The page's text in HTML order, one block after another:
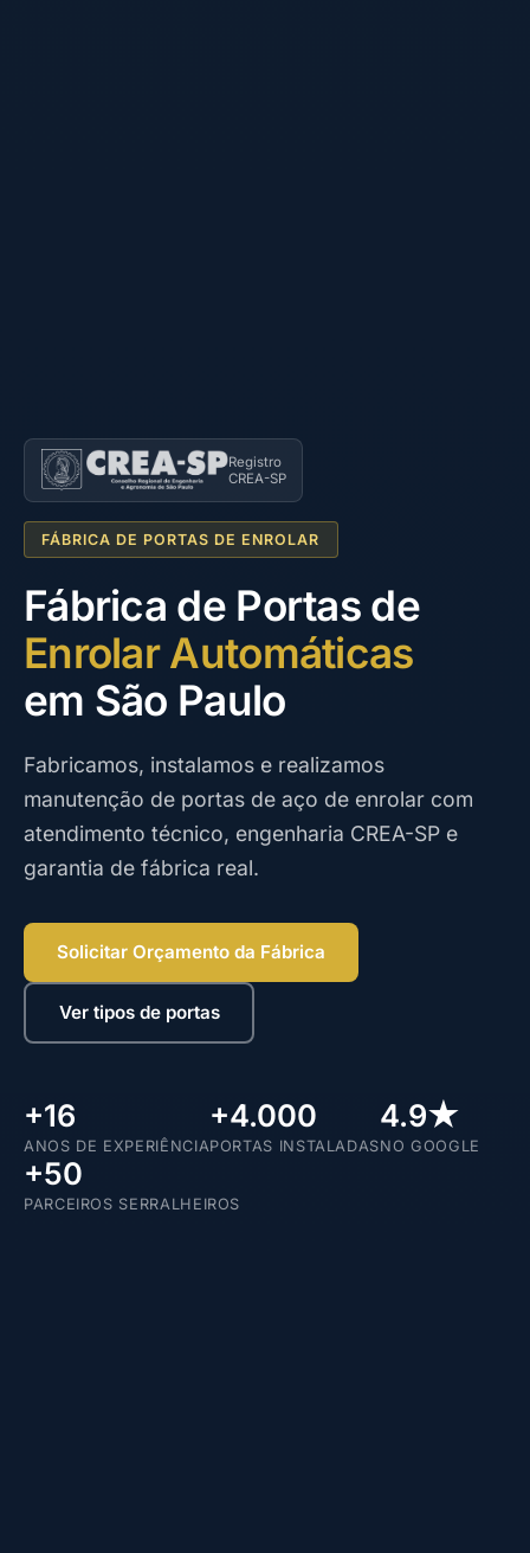
Registro
CREA-SP
FÁBRICA DE PORTAS DE ENROLAR
Fábrica de Portas de
Enrolar Automáticas
em São Paulo
Fabricamos, instalamos e realizamos
manutenção de portas de aço de enrolar com
atendimento técnico, engenharia CREA-SP e
garantia de fábrica real.
Solicitar Orçamento da Fábrica
Ver tipos de portas
+16
ANOS DE EXPERIÊNCIA
+4.000
PORTAS INSTALADAS
4.9★
NO GOOGLE
+50
PARCEIROS SERRALHEIROS